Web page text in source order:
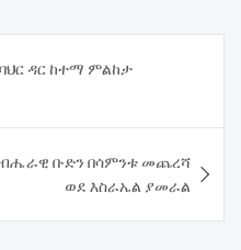
ዳር ከተማ ምልከታ
ቡድን በሳምንቱ መጨረሻ
ወደ እስራኤል ያመራል